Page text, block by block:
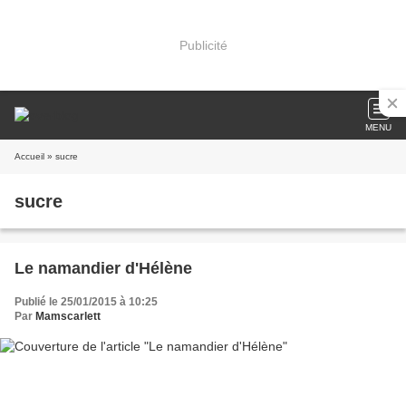
Publicité
MENU
Accueil » sucre
sucre
Le namandier d'Hélène
Publié le 25/01/2015 à 10:25
Par Mamscarlett